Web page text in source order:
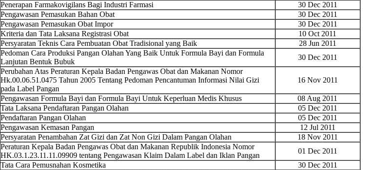
Penerapan Farmakovigilans Bagi Industri Farmasi
30 Dec 2011
Pengawasan Pemasukan Bahan Obat
30 Dec 2011
Pengawasan Pemasukan Obat Impor
30 Dec 2011
Kriteria dan Tata Laksana Registrasi Obat
10 Oct 2011
Persyaratan Teknis Cara Pembuatan Obat Tradisional yang Baik
28 Jun 2011
Pedoman Cara Produksi Pangan Olahan Yang Baik Untuk Formula Bayi dan Formula
Lanjutan Bentuk Bubuk
30 Dec 2011
Perubahan Atas Peraturan Kepala Badan Pengawas Obat dan Makanan Nomor
Hk.00.06.51.0475 Tahun 2005 Tentang Pedoman Pencantuman Informasi Nilai Gizi
pada Label Pangan
16 Nov 2011
Pengawasan Formula Bayi dan Formula Bayi Untuk Keperluan Medis Khusus
08 Aug 2011
Tata Laksana Pendaftaran Pangan Olahan
05 Dec 2011
Pendaftaran Pangan Olahan
05 Dec 2011
Pengawasan Kemasan Pangan
12 Jul 2011
Persyaratan Penambahan Zat Gizi dan Zat Non Gizi Dalam Pangan Olahan
18 Nov 2011
Peraturan Kepala Badan Pengawas Obat dan Makanan Republik Indonesia Nomor
HK.03.1.23.11.11.09909 tentang Pengawasan Klaim Dalam Label dan Iklan Pangan
01 Dec 2011
Tata Cara Pemusnahan Kosmetika
30 Dec 2011